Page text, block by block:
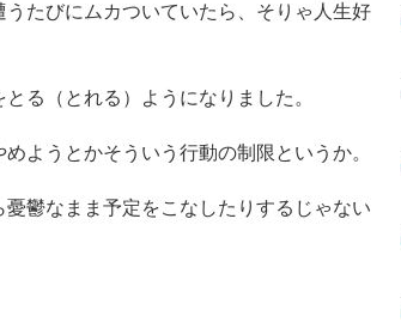
たびにムカついていたら、そりゃ人生好
る（とれる）ようになりました。
うとかそういう行動の制限というか。
鬱なまま予定をこなしたりするじゃない